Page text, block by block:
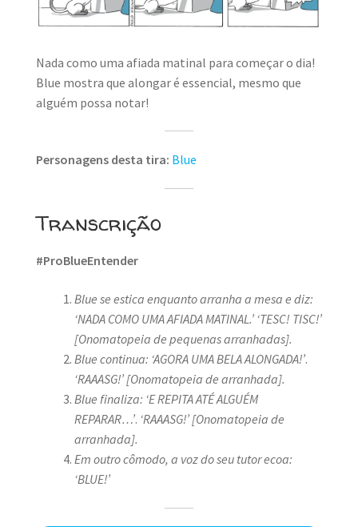
MINHA CONTA
CARRINHO
Search
for:
Nada como uma afiada matinal para começar o dia!
Blue mostra que alongar é essencial, mesmo que
alguém possa notar!
Personagens desta tira: Blue
Transcrição
#ProBlueEntender
Blue se estica enquanto arranha a mesa e diz:
‘NADA COMO UMA AFIADA MATINAL.’ ‘TESC! TISC!’
[Onomatopeia de pequenas arranhadas].
Blue continua: ‘AGORA UMA BELA ALONGADA!’.
‘RAAASG!’ [Onomatopeia de arranhada].
Blue finaliza: ‘E REPITA ATÉ ALGUÉM
REPARAR…’. ‘RAAASG!’ [Onomatopeia de
arranhada].
Em outro cômodo, a voz do seu tutor ecoa:
‘BLUE!’